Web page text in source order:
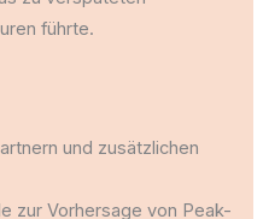
führte.
und zusätzlichen
zur Vorhersage von Peak-